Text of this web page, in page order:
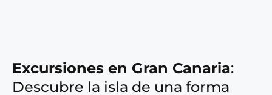
Excursiones en Gran Canaria:
Descubre la isla de una forma